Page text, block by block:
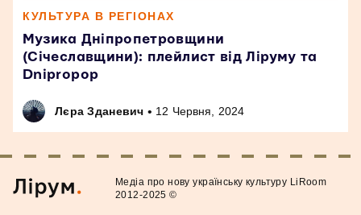
КУЛЬТУРА В РЕГІОНАХ
Музика Дніпропетровщини
(Січеславщини): плейлист від Ліруму та
Dnipropop
Лєра Зданевич • 12 Червня, 2024
Медiа про нову українську культуру LiRoom
2012-2025 ©